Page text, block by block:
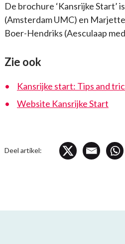
De brochure ‘Kansrijke Start’
(Amsterdam UMC) en
Boer-Hendriks (Aesculaap
Zie ook
Kansrijke start: Tips and
Website Kansrijke Start
Deel artikel: